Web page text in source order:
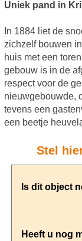
Uniek pand in
In 1884 liet de
zichzelf bouwen
huis met een
gebouw is in de
respect voor de
nieuwgebouwde,
tevens een
een beetje
Stel